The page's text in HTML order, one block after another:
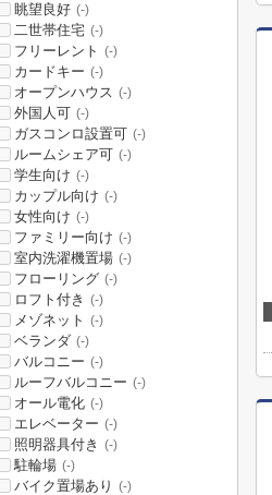
眺望良好 (-)
二世帯住宅 (-)
フリーレント (-)
カードキー (-)
オープンハウス (-)
外国人可 (-)
ガスコンロ設置可 (-)
ルームシェア可 (-)
学生向け (-)
カップル向け (-)
女性向け (-)
ファミリー向け (-)
室内洗濯機置場 (-)
フローリング (-)
ロフト付き (-)
メゾネット (-)
ベランダ (-)
バルコニー (-)
ルーフバルコニー (-)
オール電化 (-)
エレベーター (-)
照明器具付き (-)
駐輪場 (-)
バイク置場あり (-)